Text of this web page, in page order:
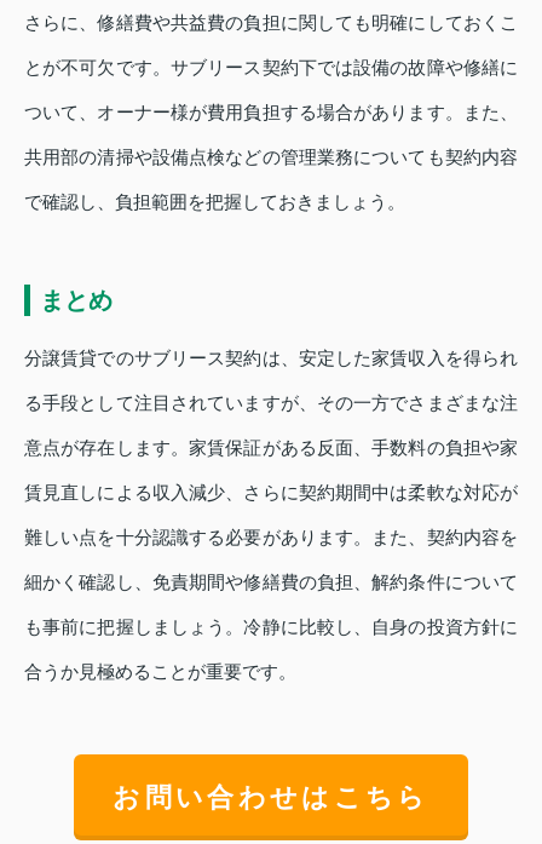
さらに、修繕費や共益費の負担に関しても明確にしておくこ
とが不可欠です。サブリース契約下では設備の故障や修繕に
ついて、オーナー様が費用負担する場合があります。また、
共用部の清掃や設備点検などの管理業務についても契約内容
で確認し、負担範囲を把握しておきましょう。
まとめ
分譲賃貸でのサブリース契約は、安定した家賃収入を得られ
る手段として注目されていますが、その一方でさまざまな注
意点が存在します。家賃保証がある反面、手数料の負担や家
賃見直しによる収入減少、さらに契約期間中は柔軟な対応が
難しい点を十分認識する必要があります。また、契約内容を
細かく確認し、免責期間や修繕費の負担、解約条件について
も事前に把握しましょう。冷静に比較し、自身の投資方針に
合うか見極めることが重要です。
お問い合わせはこちら